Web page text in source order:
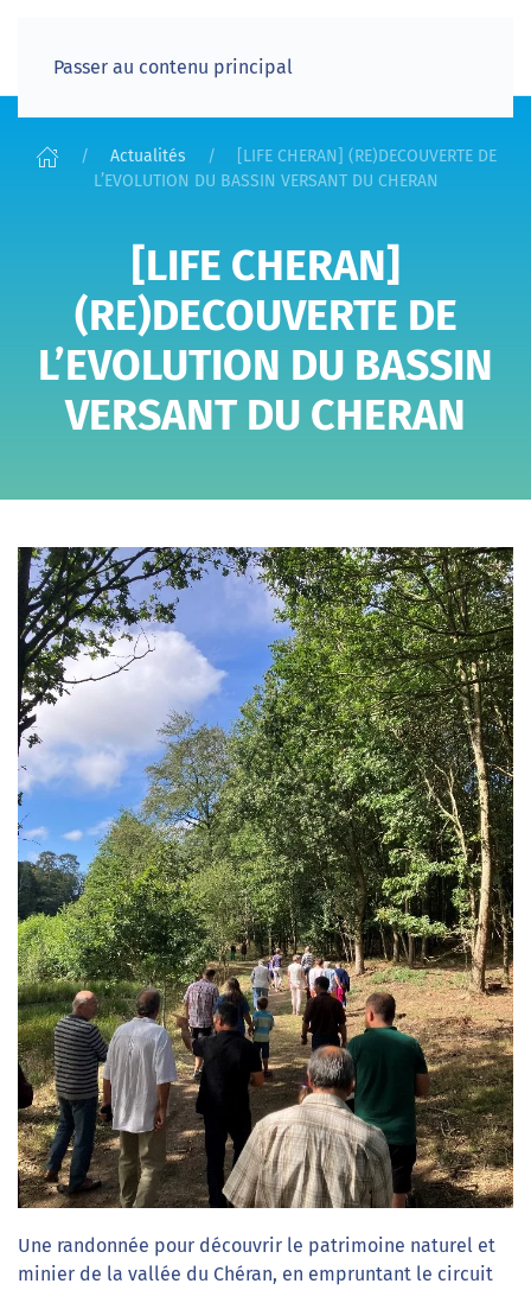
Passer au contenu principal
Actualités
[LIFE CHERAN] (RE)DECOUVERTE DE
L’EVOLUTION DU BASSIN VERSANT DU CHERAN
[LIFE CHERAN]
(RE)DECOUVERTE DE
L’EVOLUTION DU BASSIN
VERSANT DU CHERAN
Une randonnée pour découvrir le patrimoine naturel et
minier de la vallée du Chéran, en empruntant le circuit